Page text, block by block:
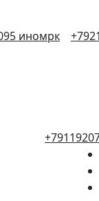
иномрк